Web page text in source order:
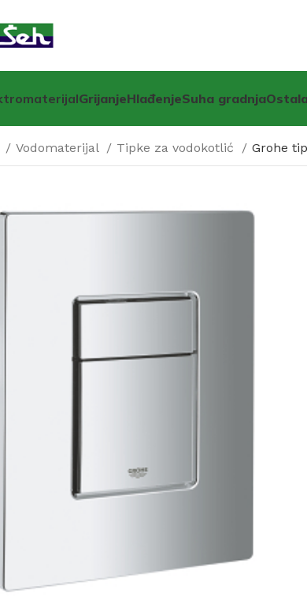
GrijanjeHlađenjeSuha gradnja
Vodomaterijal Tipke za vodokotlić Grohe